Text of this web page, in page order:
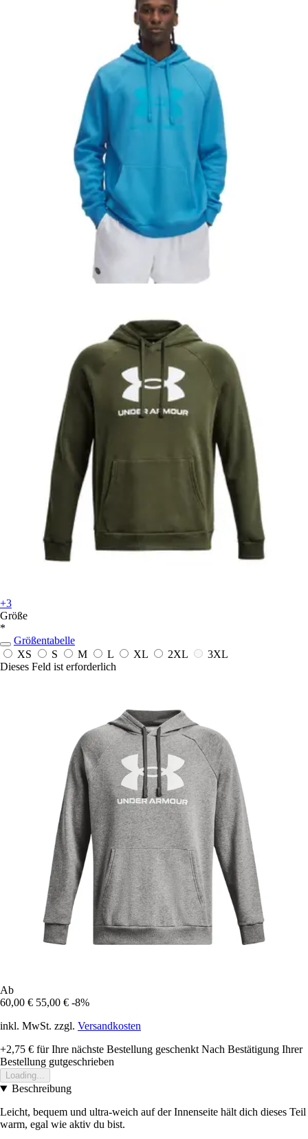
+3
Größe
*
Größentabelle
XS
S M L XL 2XL
3XL
Dieses Feld ist erforderlich
Ab
60,00 € 55,00 € -8%
inkl. MwSt. zzgl. Versandkosten
+2,75 € für Ihre nächste Bestellung geschenkt Nach Bestätigung Ihrer
Bestellung gutgeschrieben
Loading...
Beschreibung
Leicht, bequem und ultra-weich auf der Innenseite hält dich dieses Teil
warm, egal wie aktiv du bist.